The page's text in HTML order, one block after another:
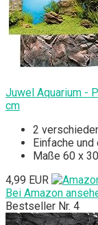
Juwel Aquarium -
cm
2
Einfache
Maße 60 x
4,99 EUR
Bei Amazon
Bestseller Nr. 4